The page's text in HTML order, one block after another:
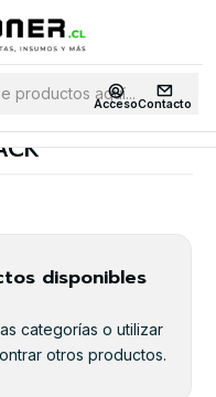
AccesoContacto
a Todo Chile · Retiro en
HP Insumos HP
disponibles
categorías o utilizar
otros productos.